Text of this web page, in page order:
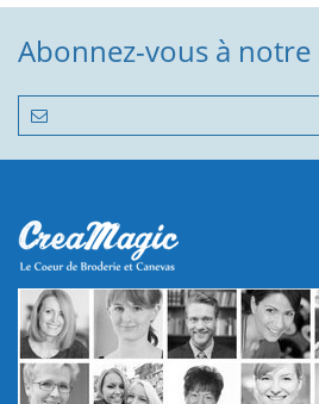
Abonnez-vous à notre